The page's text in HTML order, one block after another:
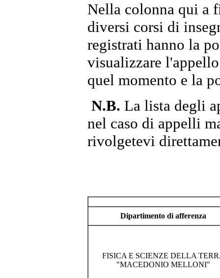
Nella colonna qui a
diversi corsi di
registrati hanno la
visualizzare
quel momento e la
N.B. La lista degli
nel caso di appelli
rivolgetevi
Dipartimento di afferenza
FISICA E SCIENZE DELLA
"MACEDONIO MELLONI"